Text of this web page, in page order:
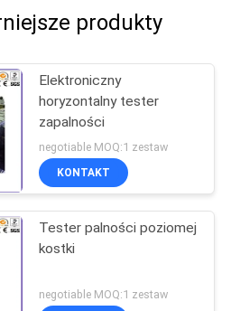
produkty
Elektroniczny
horyzontalny tester
zapalności
negotiable MOQ:1 zestaw
KONTAKT
Tester palności poziomej
kostki
negotiable MOQ:1 zestaw